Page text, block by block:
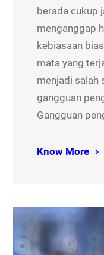
berada cukup
menganggap
kebiasaan
mata yang
menjadi salah
gangguan
Gangguan
Know More